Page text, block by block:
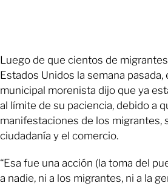
Luego de que cientos de
Estados Unidos la semana
municipal morenista dijo que ya
al límite de su paciencia, debido a
manifestaciones de los migrantes,
ciudadanía y el comercio.
“Esa fue una acción (la toma del
a nadie, ni a los migrantes, ni a la